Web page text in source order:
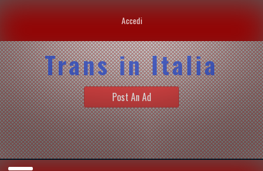
Accedi
Trans in Italia
Post An Ad